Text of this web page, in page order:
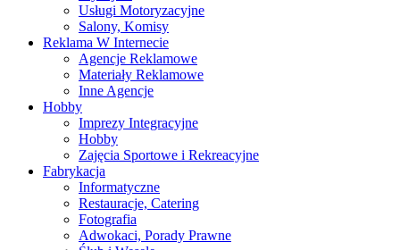
Usługi Motoryzacyjne
Salony, Komisy
Reklama W Internecie
Agencje Reklamowe
Materiały Reklamowe
Inne Agencje
Hobby
Imprezy Integracyjne
Hobby
Zajęcia Sportowe i Rekreacyjne
Fabrykacja
Informatyczne
Restauracje, Catering
Fotografia
Adwokaci, Porady Prawne